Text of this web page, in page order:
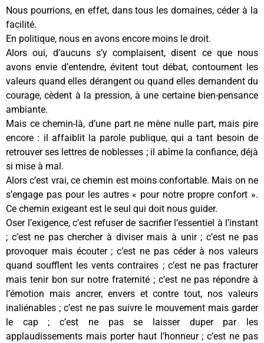
Nous pourrions, en effet, dans tous les domaines, céder à la
facilité.
En politique, nous en avons encore moins le droit.
Alors oui, d’aucuns s’y complaisent, disent ce que nous
avons envie d’entendre, évitent tout débat, contournent les
valeurs quand elles dérangent ou quand elles demandent du
courage, cèdent à la pression, à une certaine bien-pensance
ambiante.
Mais ce chemin-là, d’une part ne mène nulle part, mais pire
encore : il affaiblit la parole publique, qui a tant besoin de
retrouver ses lettres de noblesses ; il abîme la confiance, déjà
si mise à mal.
Alors c’est vrai, ce chemin est moins confortable. Mais on ne
s’engage pas pour les autres « pour notre propre confort ».
Ce chemin exigeant est le seul qui doit nous guider.
Oser l’exigence, c’est refuser de sacrifier l’essentiel à l’instant
; c’est ne pas chercher à diviser mais à unir ; c’est ne pas
provoquer mais écouter ; c’est ne pas céder à nos valeurs
quand soufflent les vents contraires ; c’est ne pas fracturer
mais tenir bon sur notre fraternité ; c’est ne pas répondre à
l’émotion mais ancrer, envers et contre tout, nos valeurs
inaliénables ; c’est ne pas suivre le mouvement mais garder
le cap ; c’est ne pas se laisser duper par les
applaudissements mais porter haut l’honneur ; c’est ne pas